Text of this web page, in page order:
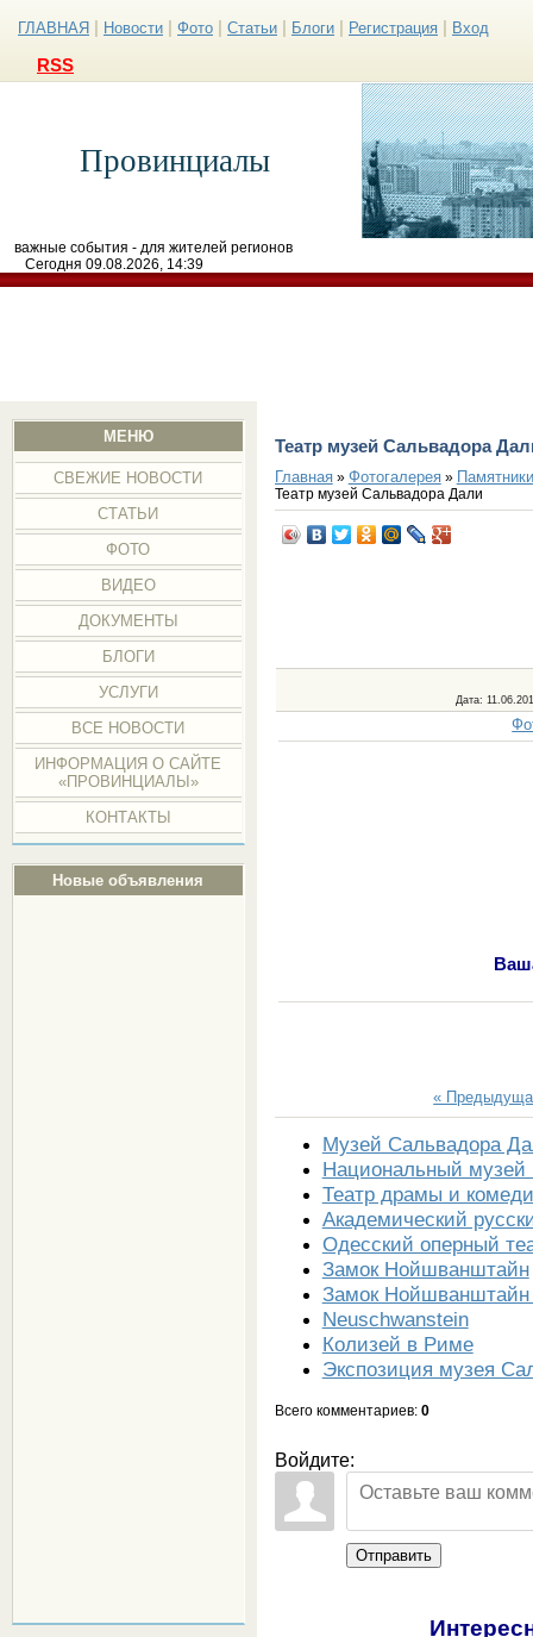
ГЛАВНАЯ Новости Фото Статьи Блоги Регистрация Вход
RSS
Провинциалы
важные события - для жителей регионов
Сегодня 09.08.2026, 14:39
МЕНЮ
СВЕЖИЕ НОВОСТИ
СТАТЬИ
ФОТО
ВИДЕО
ДОКУМЕНТЫ
БЛОГИ
УСЛУГИ
ВСЕ НОВОСТИ
ИНФОРМАЦИЯ О САЙТЕ
«ПРОВИНЦИАЛЫ»
КОНТАКТЫ
Новые объявления
Театр музей Сальвадора
Главная» Фотогалерея»
Театр музей Сальвадора Дали
Дата:
«
Музей Сальвадора
Национальный музей
Театр драмы и
Академический
Одесский оперный
Замок Нойшванштайн
Замок
Neuschwanstein
Колизей в Риме
Экспозиция музея
Всего комментариев: 0
Войдите:
Отправить